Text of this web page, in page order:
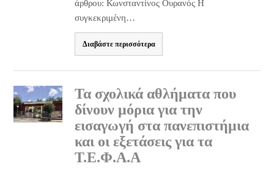
άρθρου: Κωνσταντίνος Ουρανός Η
συγκεκριμένη…
Διαβάστε περισσότερα
Τα σχολικά αθλήματα που
δίνουν μόρια για την
εισαγωγή στα πανεπιστήμια
και οι εξετάσεις για τα
Τ.Ε.Φ.Α.Α